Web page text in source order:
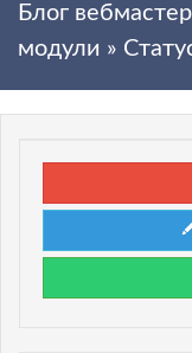
Блог
модули »